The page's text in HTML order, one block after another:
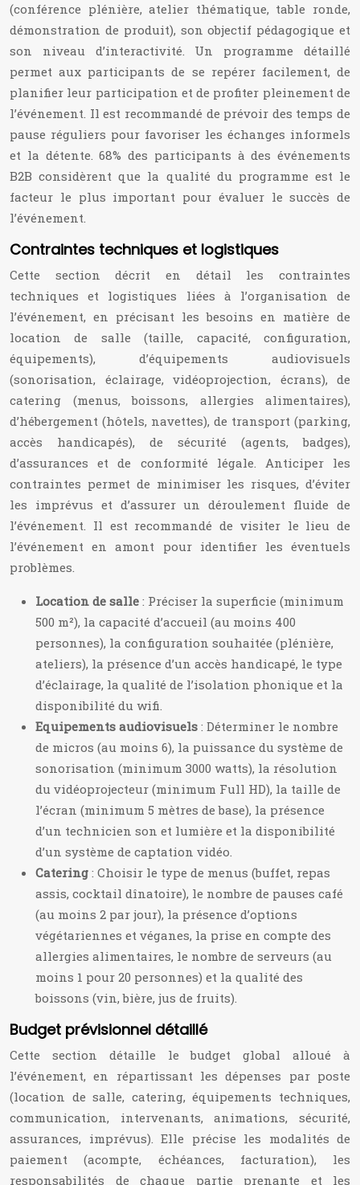
(conférence plénière, atelier thématique, table ronde,
démonstration de produit), son objectif pédagogique et
son niveau d’interactivité. Un programme détaillé
permet aux participants de se repérer facilement, de
planifier leur participation et de profiter pleinement de
l’événement. Il est recommandé de prévoir des temps de
pause réguliers pour favoriser les échanges informels
et la détente. 68% des participants à des événements
B2B considèrent que la qualité du programme est le
facteur le plus important pour évaluer le succès de
l’événement.
Contraintes techniques et logistiques
Cette section décrit en détail les contraintes
techniques et logistiques liées à l’organisation de
l’événement, en précisant les besoins en matière de
location de salle (taille, capacité, configuration,
équipements), d’équipements audiovisuels
(sonorisation, éclairage, vidéoprojection, écrans), de
catering (menus, boissons, allergies alimentaires),
d’hébergement (hôtels, navettes), de transport (parking,
accès handicapés), de sécurité (agents, badges),
d’assurances et de conformité légale. Anticiper les
contraintes permet de minimiser les risques, d’éviter
les imprévus et d’assurer un déroulement fluide de
l’événement. Il est recommandé de visiter le lieu de
l’événement en amont pour identifier les éventuels
problèmes.
Location de salle : Préciser la superficie (minimum
500 m²), la capacité d’accueil (au moins 400
personnes), la configuration souhaitée (plénière,
ateliers), la présence d’un accès handicapé, le type
d’éclairage, la qualité de l’isolation phonique et la
disponibilité du wifi.
Equipements audiovisuels : Déterminer le nombre
de micros (au moins 6), la puissance du système de
sonorisation (minimum 3000 watts), la résolution
du vidéoprojecteur (minimum Full HD), la taille de
l’écran (minimum 5 mètres de base), la présence
d’un technicien son et lumière et la disponibilité
d’un système de captation vidéo.
Catering : Choisir le type de menus (buffet, repas
assis, cocktail dînatoire), le nombre de pauses café
(au moins 2 par jour), la présence d’options
végétariennes et véganes, la prise en compte des
allergies alimentaires, le nombre de serveurs (au
moins 1 pour 20 personnes) et la qualité des
boissons (vin, bière, jus de fruits).
Budget prévisionnel détaillé
Cette section détaille le budget global alloué à
l’événement, en répartissant les dépenses par poste
(location de salle, catering, équipements techniques,
communication, intervenants, animations, sécurité,
assurances, imprévus). Elle précise les modalités de
paiement (acompte, échéances, facturation), les
responsabilités de chaque partie prenante et les